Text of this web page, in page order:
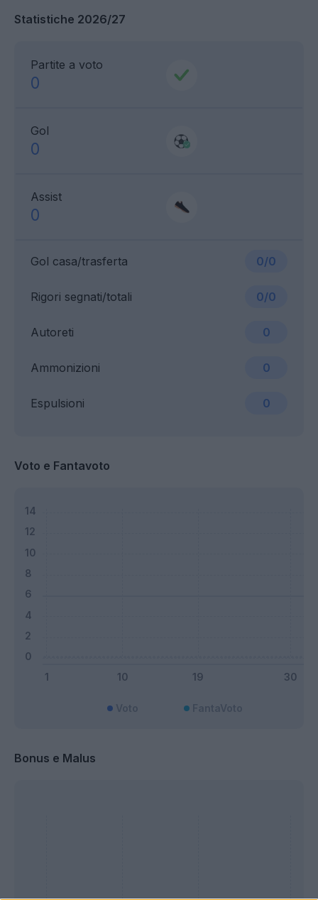
Statistiche 2026/27
Partite a voto
0
Gol
0
Assist
0
Gol casa/trasferta 0/0
Ammonizioni 0
Rigori segnati/totali 0/0
Espulsioni 0
Autoreti 0
Voto e Fantavoto
Bonus e Malus